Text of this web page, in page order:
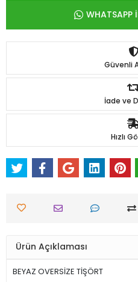
WHATSAPP
Güvenli
İade ve
Hızlı
Ürün Açıklaması
BEYAZ OVERSİZE TİŞÖRT